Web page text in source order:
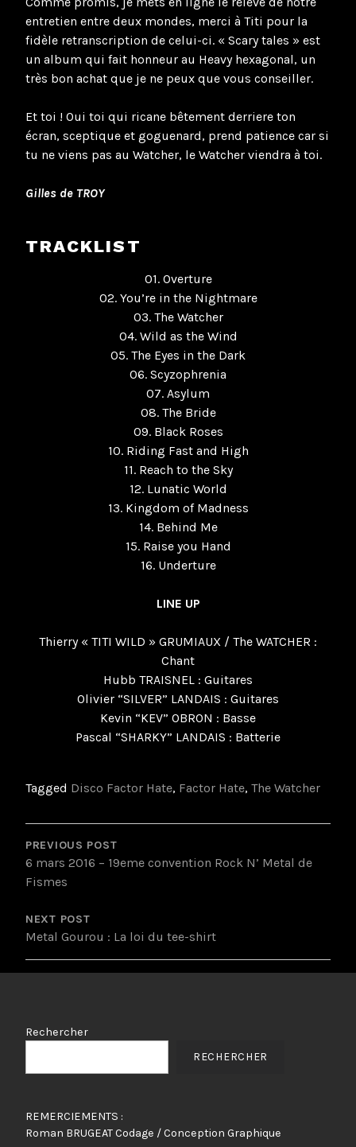
entretien entre deux mondes, merci à Titi pour la
fidèle retranscription de celui-ci. « Scary tales » est
un album qui fait honneur au Heavy hexagonal, un
très bon achat que je ne peux que vous conseiller.
Et toi ! Oui toi qui ricane bêtement derriere ton
écran, sceptique et goguenard, prend patience car si
tu ne viens pas au Watcher, le Watcher viendra à toi.
Gilles de TROY
TRACKLIST
01. Overture
02. You’re in the Nightmare
03. The Watcher
04. Wild as the Wind
05. The Eyes in the Dark
06. Scyzophrenia
07. Asylum
08. The Bride
09. Black Roses
10. Riding Fast and High
11. Reach to the Sky
12. Lunatic World
13. Kingdom of Madness
14. Behind Me
15. Raise you Hand
16. Underture
LINE UP
Thierry « TITI WILD » GRUMIAUX / The WATCHER :
Chant
Hubb TRAISNEL : Guitares
Olivier “SILVER” LANDAIS : Guitares
Kevin “KEV” OBRON : Basse
Pascal “SHARKY” LANDAIS : Batterie
Tagged Disco Factor Hate, Factor Hate, The Watcher
POST
NAVIGATION
PREVIOUS POST
6 mars 2016 – 19eme convention Rock N’ Metal de
Fismes
NEXT POST
Metal Gourou : La loi du tee-shirt
Rechercher
RECHERCHER
REMERCIEMENTS :
Roman BRUGEAT Codage / Conception Graphique